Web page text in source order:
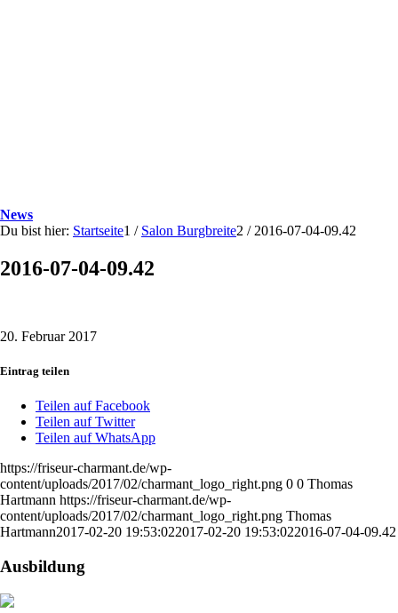
News
Du bist hier: Startseite1 / Salon Burgbreite2 / 2016-07-04-09.42
2016-07-04-09.42
20. Februar 2017
Eintrag teilen
Teilen auf Facebook
Teilen auf Twitter
Teilen auf WhatsApp
https://friseur-charmant.de/wp-
content/uploads/2017/02/charmant_logo_right.png 0 0 Thomas
Hartmann https://friseur-charmant.de/wp-
content/uploads/2017/02/charmant_logo_right.png Thomas
Hartmann2017-02-20 19:53:022017-02-20 19:53:022016-07-04-09.42
Ausbildung